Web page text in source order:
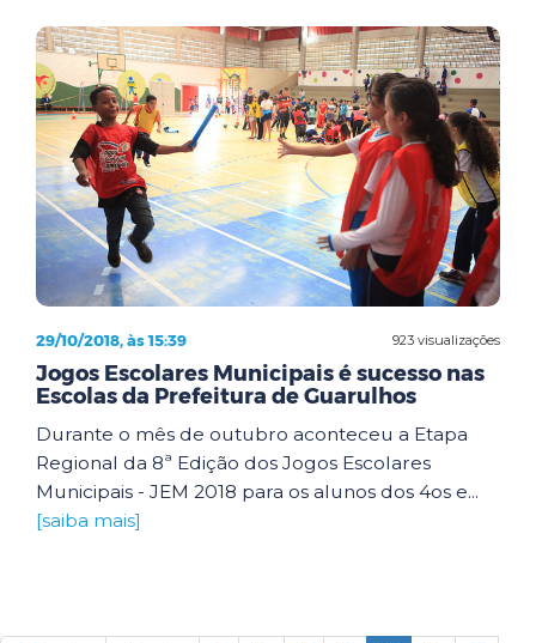
923 visualizações
29/10/2018, às 15:39
Jogos Escolares Municipais é sucesso nas
Escolas da Prefeitura de Guarulhos
Durante o mês de outubro aconteceu a Etapa
Regional da 8ª Edição dos Jogos Escolares
Municipais - JEM 2018 para os alunos dos 4os e...
[saiba mais]